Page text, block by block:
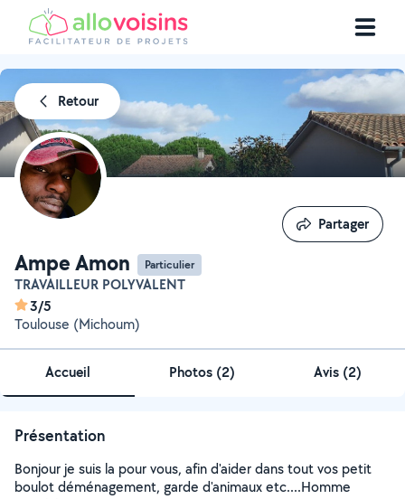
Retour
Ampe Amon Particulier
TRAVAILLEUR POLYVALENT
3/5
Toulouse (Michoum)
Partager
Partager
Accueil Photos (2) Avis (2)
Présentation
Bonjour je suis la pour vous, afin d'aider dans tout vos petit
boulot déménagement, garde d'animaux etc....Homme